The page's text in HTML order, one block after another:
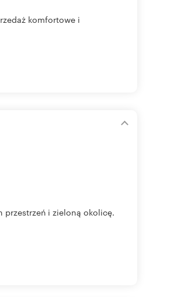
komfortowe i
przestrzeń i zieloną okolicę.